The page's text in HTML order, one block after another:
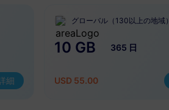
細
グローバル（130以上の地域）
10 GB 365 日
USD 55.00